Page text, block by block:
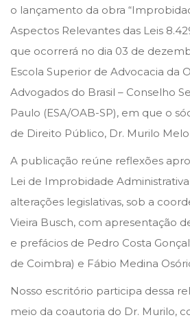
t
e
d
o
n
t
e
d
i
n
o lançamento da obra
Aspectos Relevantes das Leis
que ocorrerá no dia 03 de
Escola Superior de Advocacia da
Advogados do Brasil – Conselho
Paulo (ESA/OAB-SP), em que o
de Direito Público, Dr. Murilo
A publicação reúne reflexões
Lei de Improbidade
alterações legislativas, sob a
Vieira Busch, com apresentação
e prefácios de Pedro Costa
de Coimbra) e Fábio Medina
Nosso escritório participa dessa
meio da coautoria do Dr. Murilo,